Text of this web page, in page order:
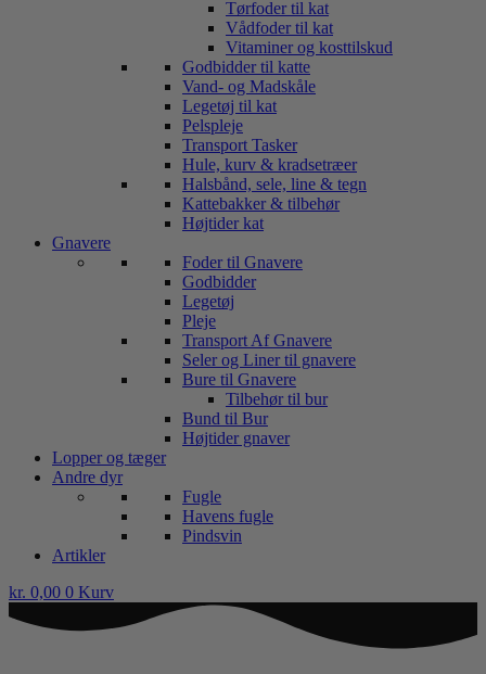
Tørfoder til kat
Vådfoder til kat
Vitaminer og kosttilskud
Godbidder til katte
Vand- og Madskåle
Legetøj til kat
Pelspleje
Transport Tasker
Hule, kurv & kradsetræer
Halsbånd, sele, line & tegn
Kattebakker & tilbehør
Højtider kat
Gnavere
Foder til Gnavere
Godbidder
Legetøj
Pleje
Transport Af Gnavere
Seler og Liner til gnavere
Bure til Gnavere
Tilbehør til bur
Bund til Bur
Højtider gnaver
Lopper og tæger
Andre dyr
Fugle
Havens fugle
Pindsvin
Artikler
kr. 0,00 0 Kurv